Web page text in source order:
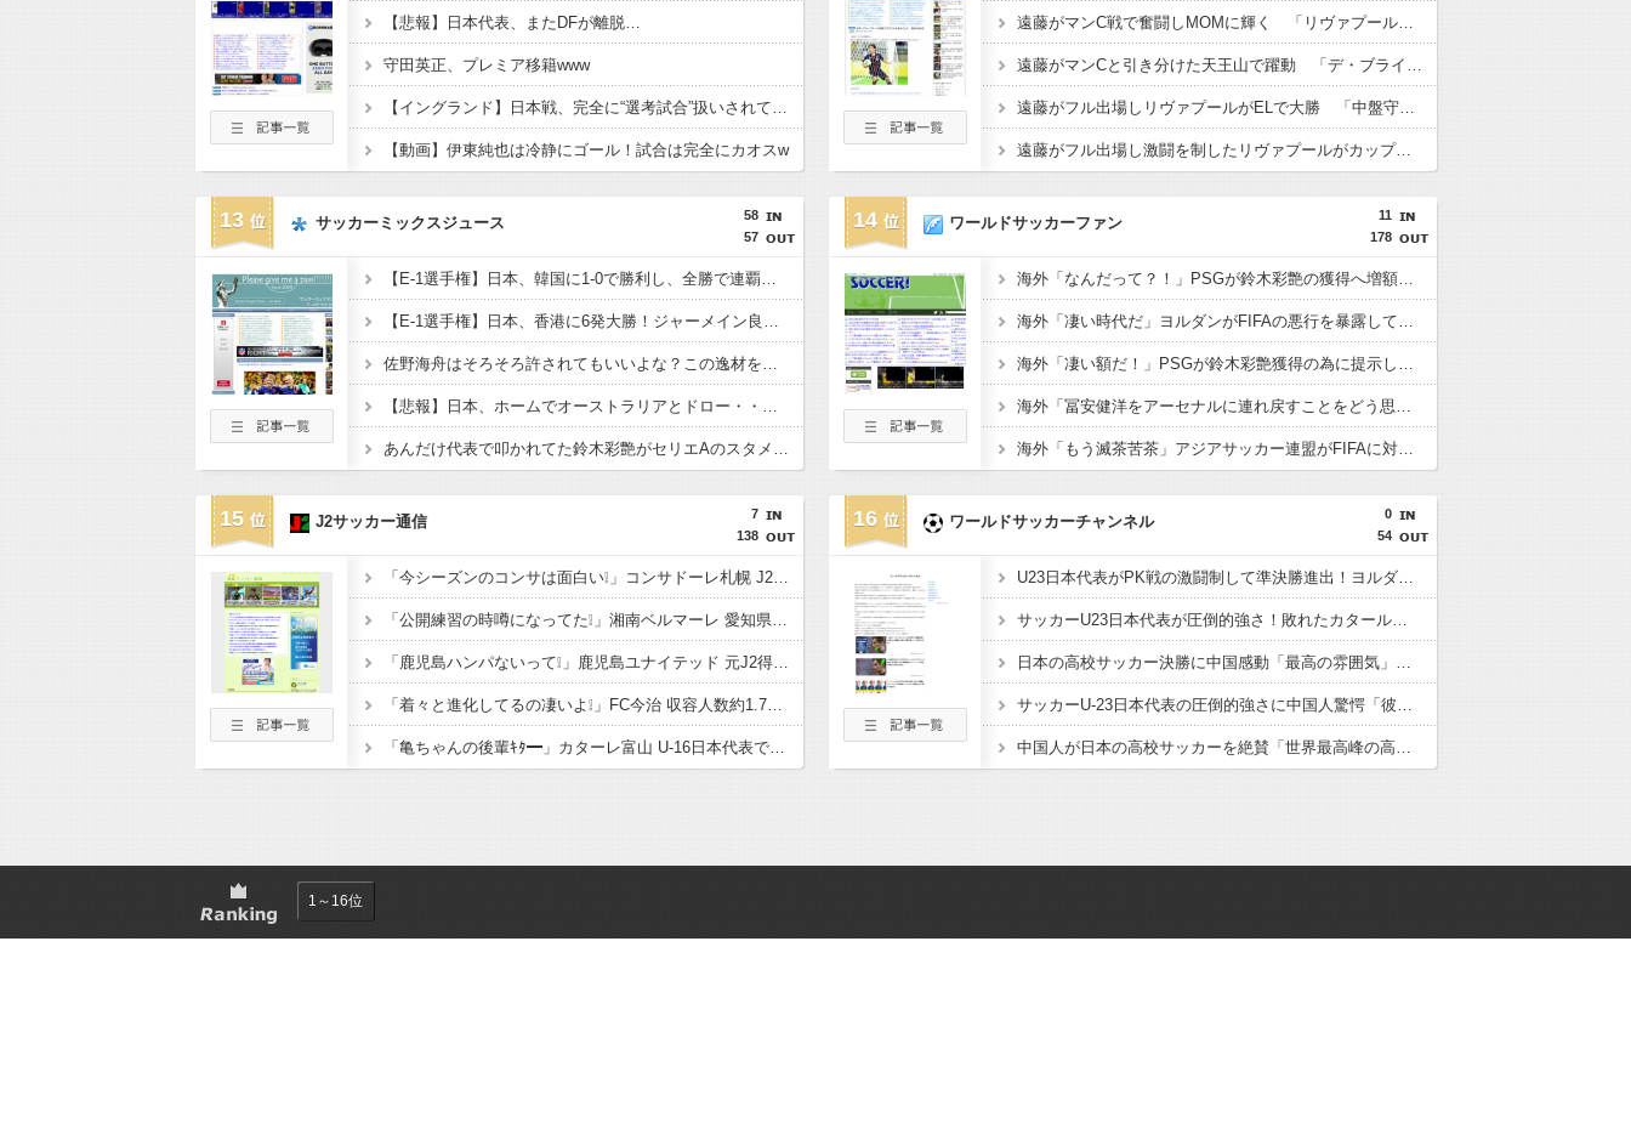
【悲報】日本代表、またDFが離脱…
守田英正、プレミア移籍www
【イングランド】日本戦、完全に“選考試合”扱いされている可能性
【動画】伊東純也は冷静にゴール！試合は完全にカオスw
遠藤がマンC戦で奮闘しMOMに輝く 「リヴァプールの全てを体現している」「ダントツでリーグ最高のボランチ」
遠藤がマンCと引き分けた天王山で躍動 「デ・ブライネ封じ込めた」「プレミア最高のボランチ」「遠藤がサッカーだ」「当然ながらサポに愛されている」
遠藤がフル出場しリヴァプールがELで大勝 「中盤守備のスペシャリスト」「マジで絶大な存在」「決して怯まない」
遠藤がフル出場し激闘を制したリヴァプールがカップ制覇 「遠藤がチェルシーを完全に圧倒」「エンソとカイセドを合わせたよりも上」
13
58
57
サッカーミックスジュース
【E-1選手権】日本、韓国に1-0で勝利し、全勝で連覇達成！ジャーメインのゴールを守り切る！
【E-1選手権】日本、香港に6発大勝！ジャーメイン良がデビュー戦で4ゴール！
佐野海舟はそろそろ許されてもいいよな？この逸材を代表に呼ばないのは大損失だろ
【悲報】日本、ホームでオーストラリアとドロー・・・谷口OGでまさかの先制許すもキレキレ中村が同点弾演出でかろうじて勝ち点1
あんだけ代表で叩かれてた鈴木彩艶がセリエAのスタメンで大活躍してるという事実
14
11
178
ワールドサッカーファン
海外「なんだって？！」PSGが鈴木彩艶の獲得へ増額オファーを準備していることに海外大騒ぎ！（海外の反応）
海外「凄い時代だ」ヨルダンがFIFAの悪行を暴露して海外大騒ぎ！（海外の反応）
海外「凄い額だ！」PSGが鈴木彩艶獲得の為に提示した金額に海外びっくり仰天！（海外の反応）
海外「冨安健洋をアーセナルに連れ戻すことをどう思う？」（海外の反応）
海外「もう滅茶苦茶」アジアサッカー連盟がFIFAに対する立場を明確にして海外大騒ぎ！（海外の反応）
15
7
138
J2サッカー通信
「今シーズンのコンサは面白い❕」コンサドーレ札幌 J2も新開幕！ 新加入のFWペイショットが1ゴール1アシストの活躍‼徳島に2-0 開幕戦で5年ぶりの勝利
「公開練習の時噂になってた❕」湘南ベルマーレ 愛知県出身 豊川高MF大下蒼生が2026-27シーズンに新加入内定したと発表‼「チームの目標であるJ1昇格 J2優勝に貢献」
「鹿児島ハンパないって❕」鹿児島ユナイテッド 元J2得点王! FWフアンマ・デルガドが新加入することを発表‼大宮、福岡でもプレーし 2度の長崎J1昇格に貢献「皆さんに最高の喜びを」
「着々と進化してるの凄いよ❕」FC今治 収容人数約1.7倍！アシックス里山スタジアム増席完了を発表‼観客席だけでなく コンコースやトイレ 観客動線なども整備
「亀ちゃんの後輩ｷﾀ━」カターレ富山 U-16日本代表でもプレー! 流経大柏からMF内田煌生の新加入内定したことを発表‼「持ち味である豊富な運動量とボール奪取能力を」
16
0
54
ワールドサッカーチャンネル
U23日本代表がPK戦の激闘制して準決勝進出！ヨルダン「史上最も奇妙なPK」「日本を追い詰めたことは誇らしい」【海外の反応】
サッカーU23日本代表が圧倒的強さ！敗れたカタール脱帽「日本は真のチャンピオン」「神の意志により我々は立ち上がる」【海外の反応】
日本の高校サッカー決勝に中国感動「最高の雰囲気」「こんな大会に出場したかった」【海外の反応】
サッカーU-23日本代表の圧倒的強さに中国人驚愕「彼らにアジアは狭すぎる」【海外の反応】
中国人が日本の高校サッカーを絶賛「世界最高峰の高校大会」「中国スーパーリーグと同レベル」【海外の反応】
1～16位